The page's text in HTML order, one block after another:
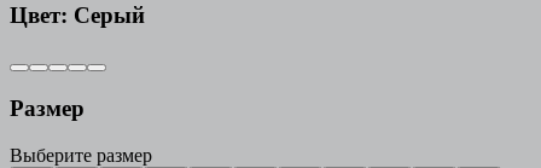
Цвет: Серый
Размер
Выберите размер